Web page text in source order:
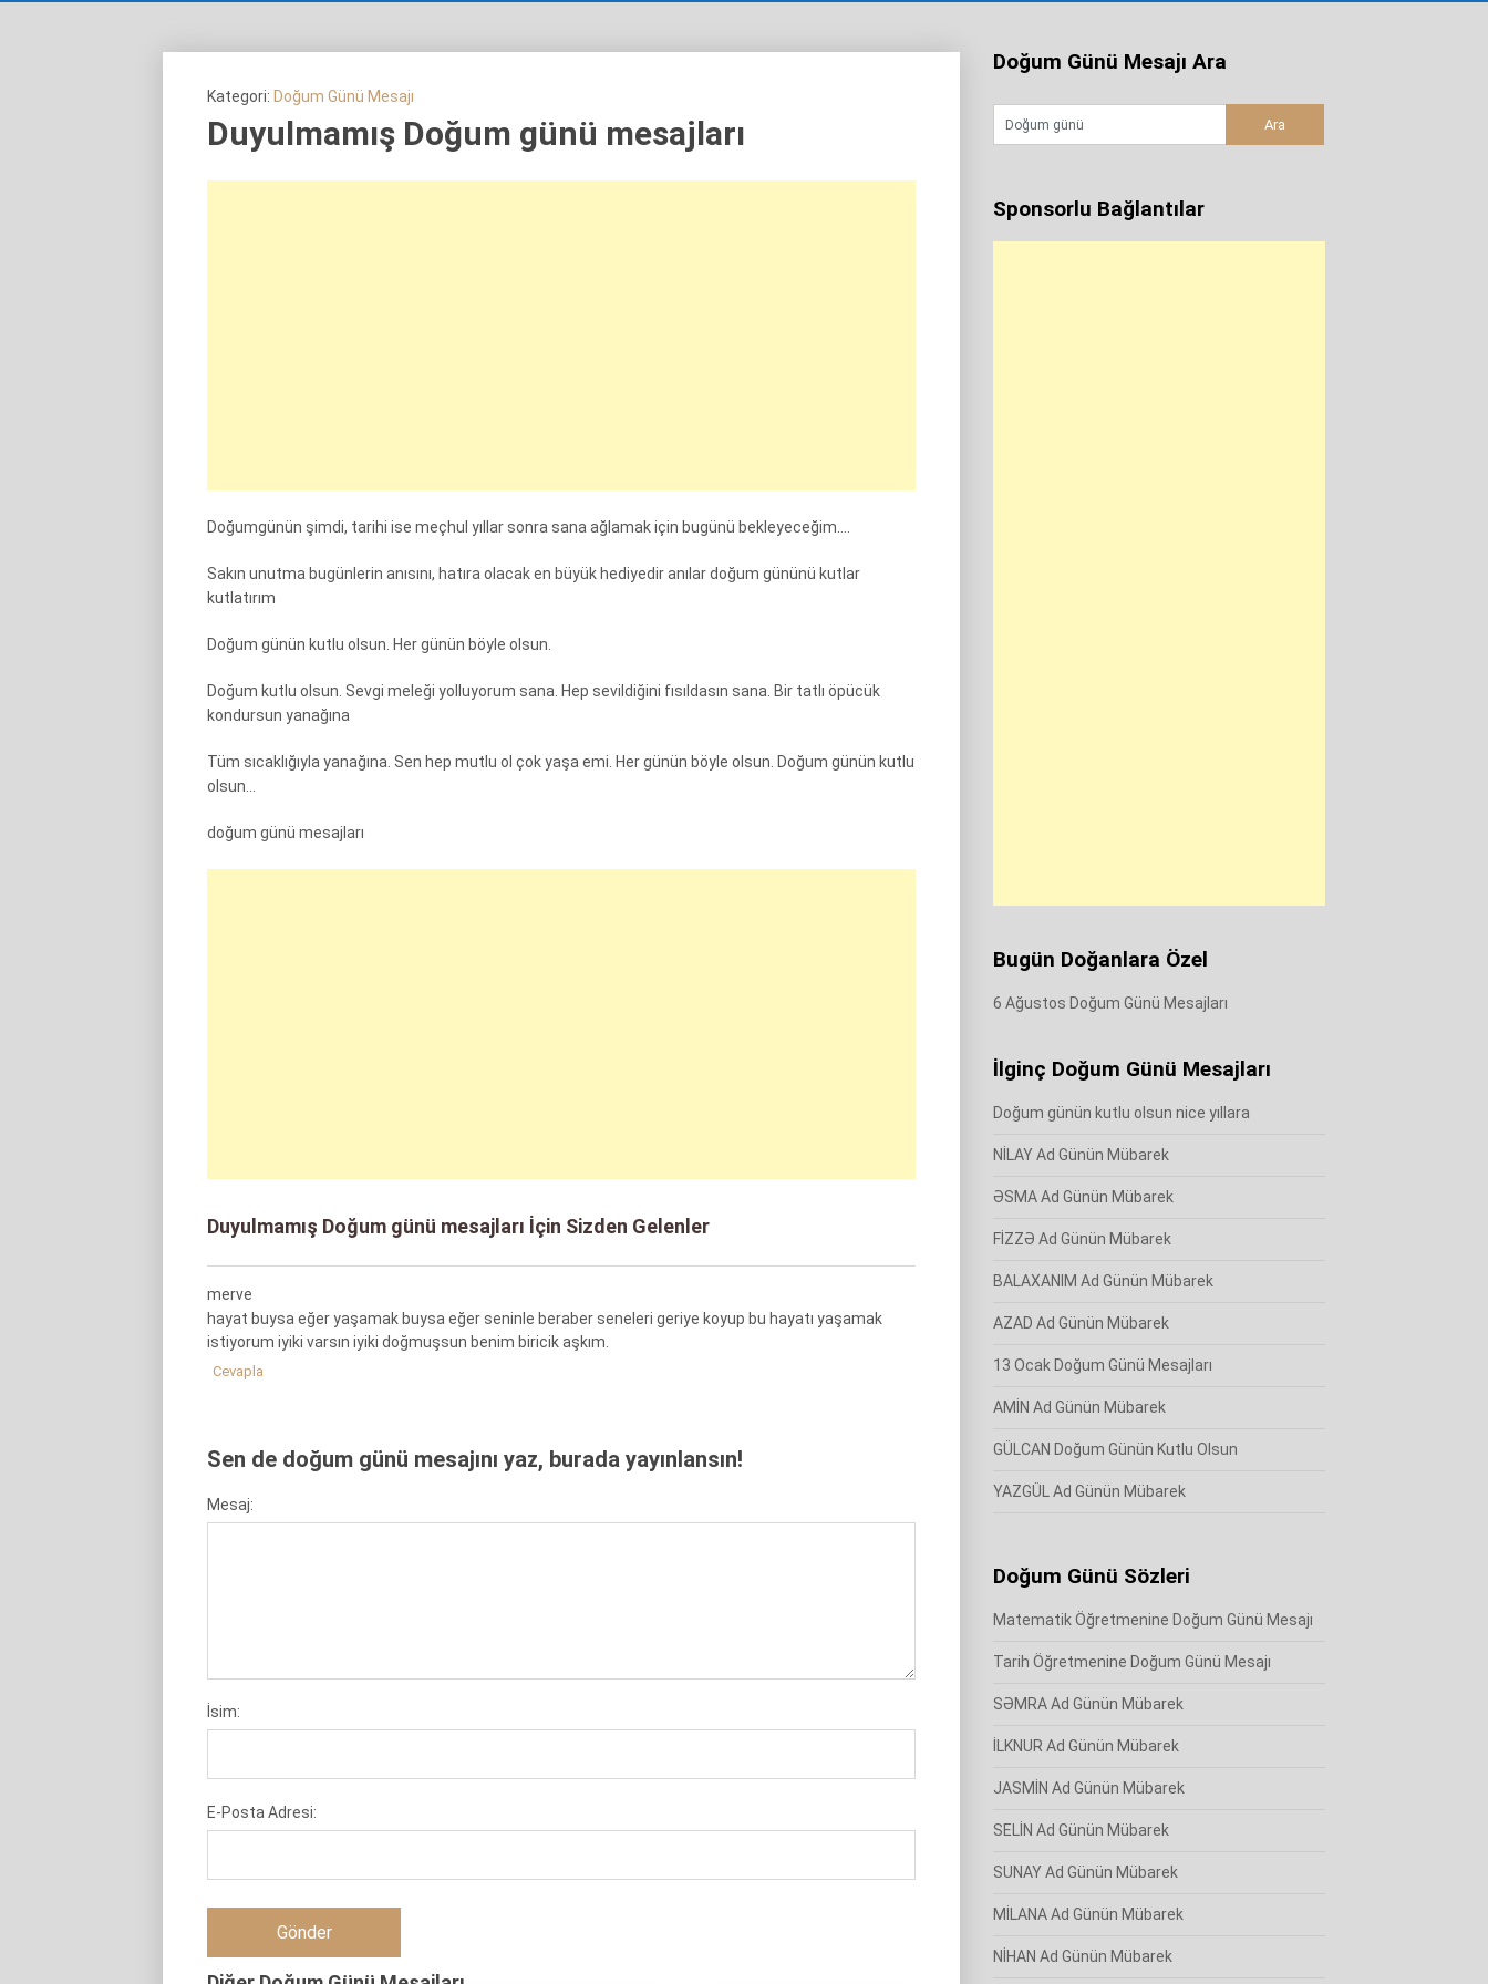
Kategori: Doğum Günü Mesajı
Duyulmamış Doğum günü mesajları
Doğumgünün şimdi, tarihi ise meçhul yıllar sonra sana ağlamak için bugünü bekleyeceğim….
Sakın unutma bugünlerin anısını, hatıra olacak en büyük hediyedir anılar doğum gününü kutlar
kutlatırım
Doğum günün kutlu olsun. Her günün böyle olsun.
Doğum kutlu olsun. Sevgi meleği yolluyorum sana. Hep sevildiğini fısıldasın sana. Bir tatlı öpücük
kondursun yanağına
Tüm sıcaklığıyla yanağına. Sen hep mutlu ol çok yaşa emi. Her günün böyle olsun. Doğum günün kutlu
olsun…
doğum günü mesajları
Duyulmamış Doğum günü mesajları İçin Sizden Gelenler
merve
hayat buysa eğer yaşamak buysa eğer seninle beraber seneleri geriye koyup bu hayatı yaşamak
istiyorum iyiki varsın iyiki doğmuşsun benim biricik aşkım.
Cevapla
Sen de doğum günü mesajını yaz, burada yayınlansın!
Mesaj:
İsim:
E-Posta Adresi:
Doğum Günü Mesajı Ara
Sponsorlu Bağlantılar
Bugün Doğanlara Özel
6 Ağustos Doğum Günü Mesajları
İlginç Doğum Günü Mesajları
Doğum günün kutlu olsun nice yıllara
NİLAY Ad Günün Mübarek
ƏSMA Ad Günün Mübarek
FİZZƏ Ad Günün Mübarek
BALAXANIM Ad Günün Mübarek
AZAD Ad Günün Mübarek
13 Ocak Doğum Günü Mesajları
AMİN Ad Günün Mübarek
GÜLCAN Doğum Günün Kutlu Olsun
YAZGÜL Ad Günün Mübarek
Doğum Günü Sözleri
Matematik Öğretmenine Doğum Günü Mesajı
Tarih Öğretmenine Doğum Günü Mesajı
SƏMRA Ad Günün Mübarek
İLKNUR Ad Günün Mübarek
JASMİN Ad Günün Mübarek
SELİN Ad Günün Mübarek
SUNAY Ad Günün Mübarek
MİLANA Ad Günün Mübarek
NİHAN Ad Günün Mübarek